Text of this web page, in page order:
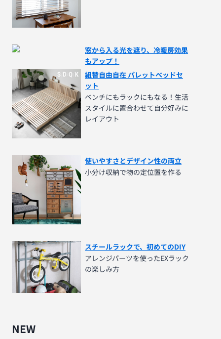
窓から入る光を遮り、冷暖房効果
もアップ！
組替自由自在 パレットベッドセ
ット
ベンチにもラックにもなる！生活
スタイルに置合わせて自分好みに
レイアウト
使いやすさとデザイン性の両立
小分け収納で物の定位置を作る
スチールラックで、初めてのDIY
アレンジパーツを使ったEXラック
の楽しみ方
NEW